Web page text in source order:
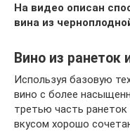
На видео описан
вина из
Вино из ранеток
Используя базовую
вино с более
третью часть
вкусом хорошо